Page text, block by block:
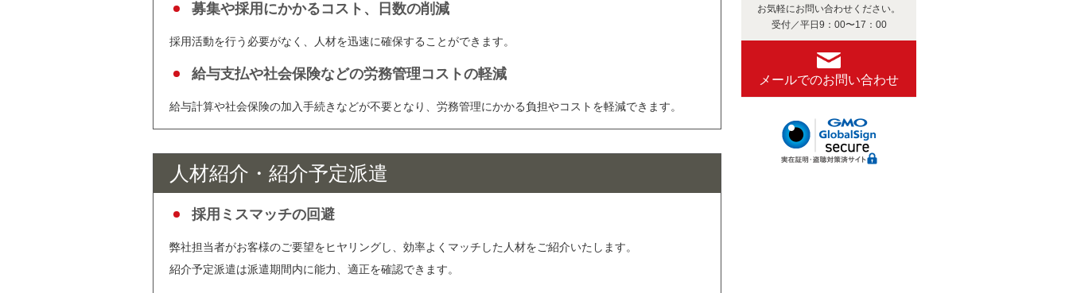
募集や採用にかかるコスト、日数の削減
採用活動を行う必要がなく、人材を迅速に確保することができます。
給与支払や社会保険などの労務管理コストの軽減
給与計算や社会保険の加入手続きなどが不要となり、労務管理にかかる負担やコストを軽減できます。
人材紹介・紹介予定派遣
採用ミスマッチの回避
弊社担当者がお客様のご要望をヒヤリングし、効率よくマッチした人材をご紹介いたします。
紹介予定派遣は派遣期間内に能力、適正を確認できます。
お気軽にお問い合わせください。
受付／平日9：00〜17：00
メールでのお問い合わせ